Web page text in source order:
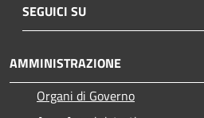
SEGUICI SU
AMMINISTRAZIONE
Organi di Governo